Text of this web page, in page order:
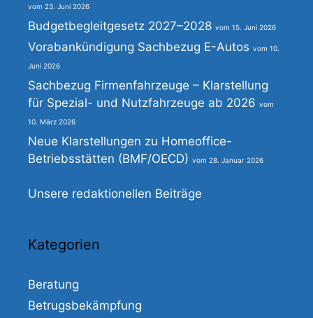
23. Juni 2026
Budgetbegleitgesetz 2027–2028 15. Juni 2026
Vorabankündigung Sachbezug E-Autos 10.
Juni 2026
Sachbezug Firmenfahrzeuge – Klarstellung
für Spezial- und Nutzfahrzeuge ab 2026
10. März 2026
Neue Klarstellungen zu Homeoffice-
Betriebsstätten (BMF/OECD)
28. Januar 2026
Unsere redaktionellen Beiträge
Kategorien
Beratung
Betrugsbekämpfung